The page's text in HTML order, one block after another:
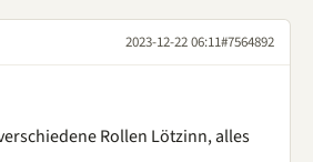
2023-12-22 06:11#7564892
Rollen Lötzinn, alles